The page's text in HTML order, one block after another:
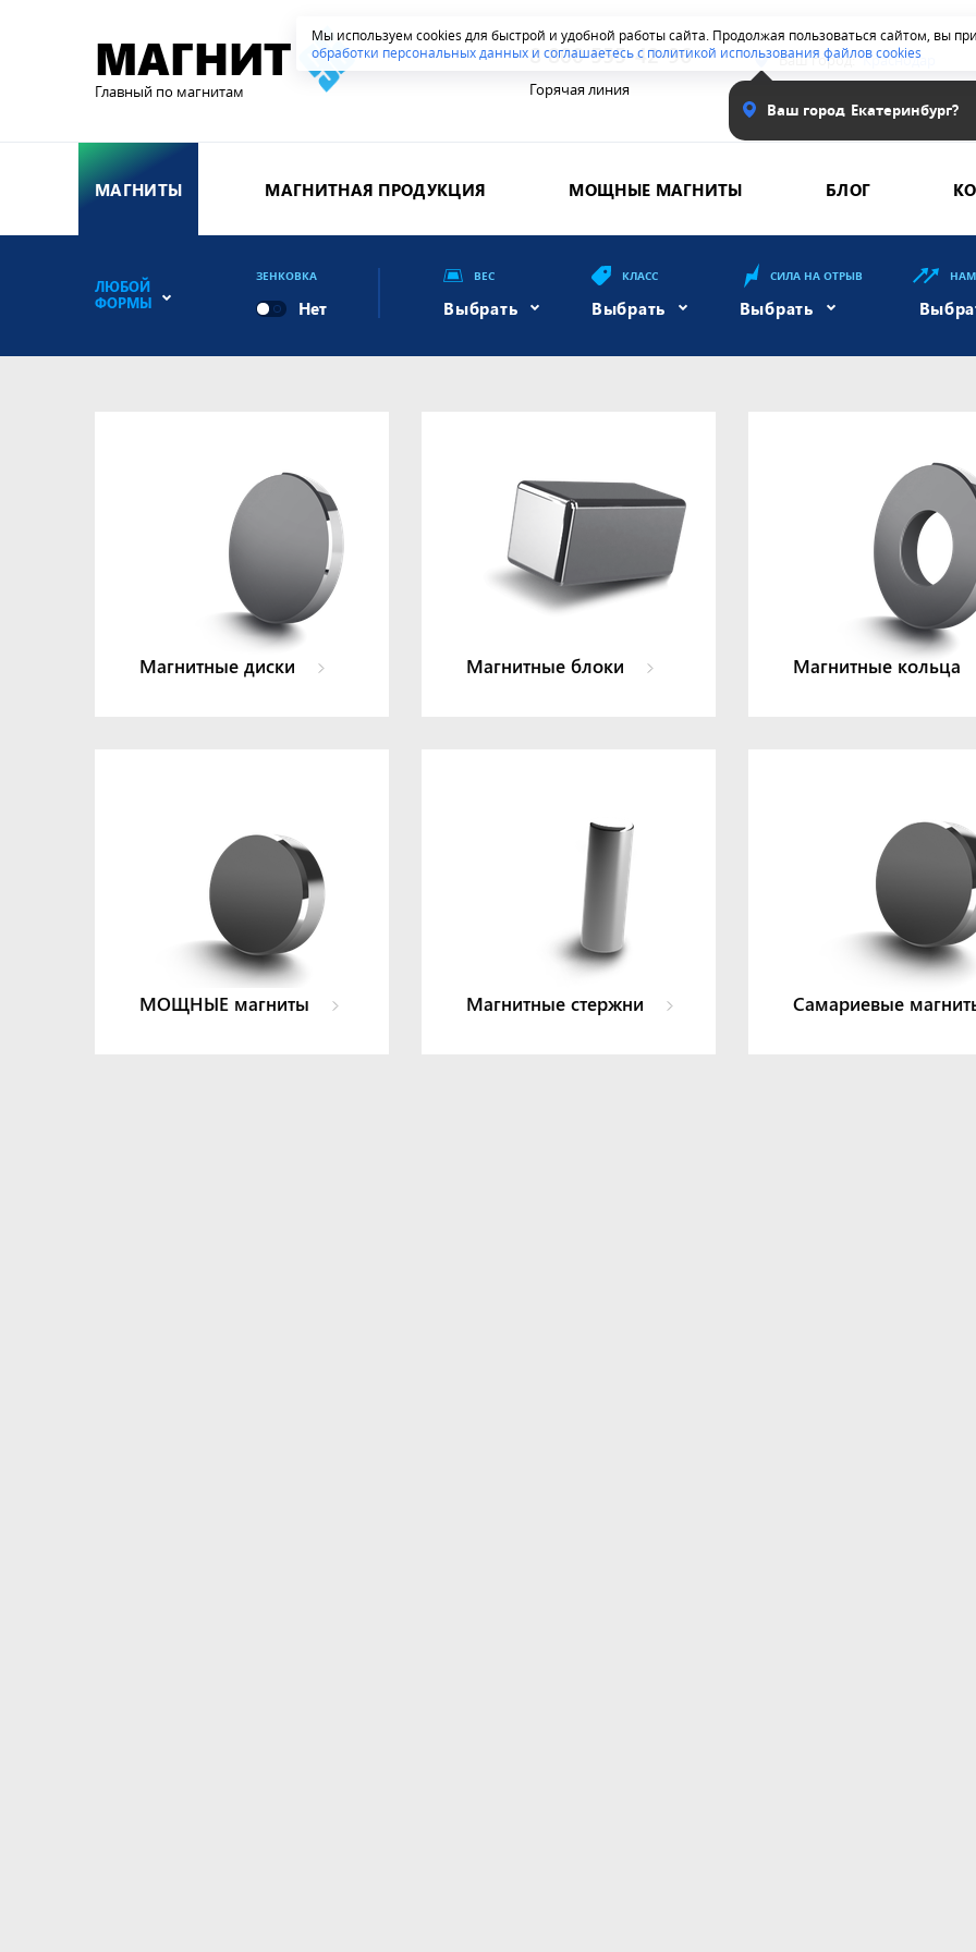
Мы используем cookies для быстрой и удобной работы сайта. Продолжая пользоваться сайтом, вы
обработки персональных данных и соглашаетесь с политикой использования файлов cookies
МАГНИТ
Главный по магнитам
8 800 555-42-96
Горячая линия
Ваш город: Краснодар
Ваш город Екатеринбург?
МАГНИТЫ МАГНИТНАЯ ПРОДУКЦИЯ МОЩНЫЕ МАГНИТЫ БЛОГ
ЛЮБОЙ
ФОРМЫ
ЗЕНКОВКА ВЕС
Выбрать
КЛАСС
Выбрать
СИЛА НА ОТРЫВ
Выбрать
Магнитные диски Магнитные блоки Магнитные кольца
МОЩНЫЕ магниты Магнитные стержни Самариевые